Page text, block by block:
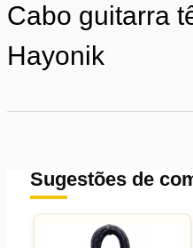
Cabo guitarra
Hayonik
Sugestões de